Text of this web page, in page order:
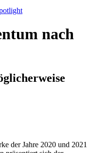
nach
der Jahre 2020 und 2021